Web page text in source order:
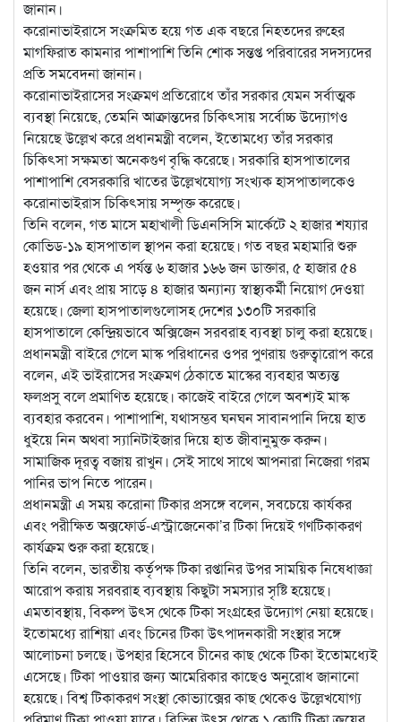
জানান।
করোনাভাইরাসে সংক্রমিত হয়ে গত এক বছরে নিহতদের রুহের
মাগফিরাত কামনার পাশাপাশি তিনি শোক সন্তপ্ত পরিবারের সদস্যদের
প্রতি সমবেদনা জানান।
করোনাভাইরাসের সংক্রমণ প্রতিরোধে তাঁর সরকার যেমন সর্বাত্মক
ব্যবস্থা নিয়েছে, তেমনি আক্রান্তদের চিকিৎসায় সর্বোচ্চ উদ্যোগও
নিয়েছে উল্লেখ করে প্রধানমন্ত্রী বলেন, ইতোমধ্যে তাঁর সরকার
চিকিৎসা সক্ষমতা অনেকগুণ বৃদ্ধি করেছে। সরকারি হাসপাতালের
পাশাপাশি বেসরকারি খাতের উল্লেখযোগ্য সংখ্যক হাসপাতালকেও
করোনাভাইরাস চিকিৎসায় সম্পৃক্ত করেছে।
তিনি বলেন, গত মাসে মহাখালী ডিএনসিসি মার্কেটে ২ হাজার শয্যার
কোভিড-১৯ হাসপাতাল স্থাপন করা হয়েছে। গত বছর মহামারি শুরু
হওয়ার পর থেকে এ পর্যন্ত ৬ হাজার ১৬৬ জন ডাক্তার, ৫ হাজার ৫৪
জন নার্স এবং প্রায় সাড়ে ৪ হাজার অন্যান্য স্বাস্থ্যকর্মী নিয়োগ দেওয়া
হয়েছে। জেলা হাসপাতালগুলোসহ দেশের ১৩০টি সরকারি
হাসপাতালে কেন্দ্রিয়ভাবে অক্সিজেন সরবরাহ ব্যবস্থা চালু করা হয়েছে।
প্রধানমন্ত্রী বাইরে গেলে মাস্ক পরিধানের ওপর পুণরায় গুরুত্বারোপ করে
বলেন, এই ভাইরাসের সংক্রমণ ঠেকাতে মাস্কের ব্যবহার অত্যন্ত
ফলপ্রসু বলে প্রমাণিত হয়েছে। কাজেই বাইরে গেলে অবশ্যই মাস্ক
ব্যবহার করবেন। পাশাপাশি, যথাসম্ভব ঘনঘন সাবানপানি দিয়ে হাত
ধুইয়ে নিন অথবা স্যানিটাইজার দিয়ে হাত জীবানুমুক্ত করুন।
সামাজিক দূরত্ব বজায় রাখুন। সেই সাথে সাথে আপনারা নিজেরা গরম
পানির ভাপ নিতে পারেন।
প্রধানমন্ত্রী এ সময় করোনা টিকার প্রসঙ্গে বলেন, সবচেয়ে কার্যকর
এবং পরীক্ষিত অক্সফোর্ড-এস্ট্রাজেনেকা’র টিকা দিয়েই গণটিকাকরণ
কার্যক্রম শুরু করা হয়েছে।
তিনি বলেন, ভারতীয় কর্তৃপক্ষ টিকা রপ্তানির উপর সাময়িক নিষেধাজ্ঞা
আরোপ করায় সরবরাহ ব্যবস্থায় কিছুটা সমস্যার সৃষ্টি হয়েছে।
এমতাবস্থায়, বিকল্প উৎস থেকে টিকা সংগ্রহের উদ্যোগ নেয়া হয়েছে।
ইতোমধ্যে রাশিয়া এবং চিনের টিকা উৎপাদনকারী সংস্থার সঙ্গে
আলোচনা চলছে। উপহার হিসেবে চীনের কাছ থেকে টিকা ইতোমধ্যেই
এসেছে। টিকা পাওয়ার জন্য আমেরিকার কাছেও অনুরোধ জানানো
হয়েছে। বিশ্ব টিকাকরণ সংস্থা কোভ্যাক্সের কাছ থেকেও উল্লেখযোগ্য